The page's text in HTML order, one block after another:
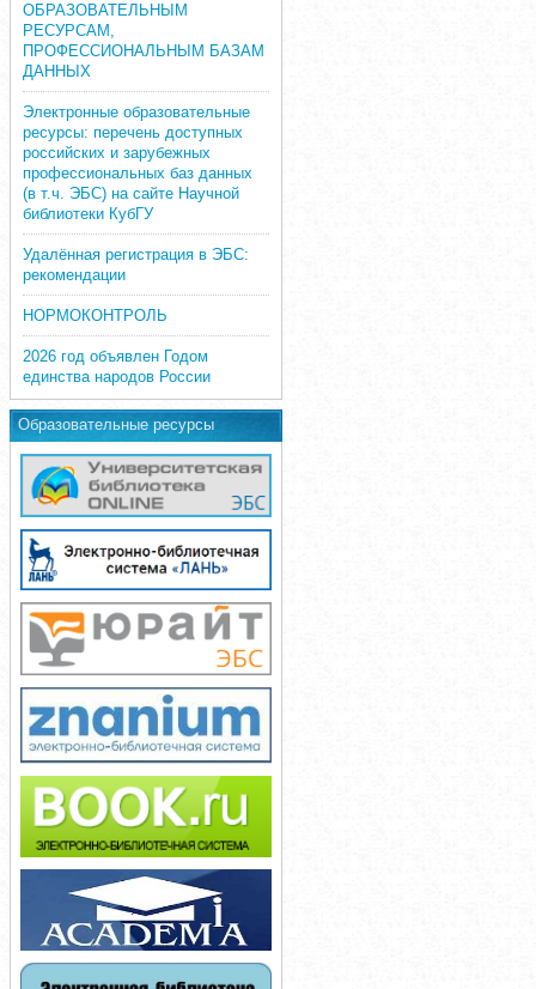
ОБРАЗОВАТЕЛЬНЫМ
РЕСУРСАМ,
ПРОФЕССИОНАЛЬНЫМ БАЗАМ
ДАННЫХ
Электронные образовательные
ресурсы: перечень доступных
российских и зарубежных
профессиональных баз данных
(в т.ч. ЭБС) на сайте Научной
библиотеки КубГУ
Удалённая регистрация в ЭБС:
рекомендации
НОРМОКОНТРОЛЬ
2026 год объявлен Годом
единства народов России
Образовательные ресурсы